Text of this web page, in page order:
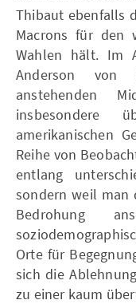
Thibaut ebenfalls
Macrons für den
Wahlen hält. Im
Anderson von
anstehenden
insbesondere
amerikanischen
Reihe von
entlang
sondern weil man
Bedrohung
Orte für
sich die
zu einer kaum